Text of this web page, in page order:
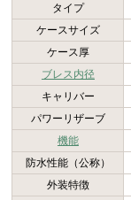
タイプ
ケースサイズ
ケース厚
ブレス内径
キャリバー
パワーリザーブ
機能
防水性能（公称）
外装特徴